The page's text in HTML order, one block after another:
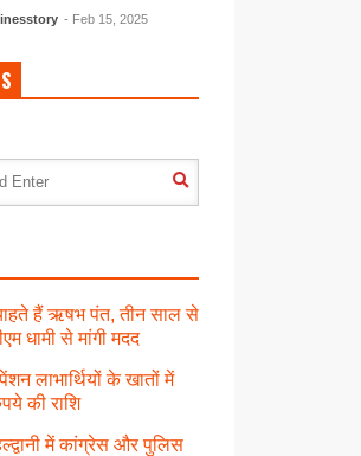
- Feb 15, 2025
हैं ऋषभ पंत, तीन साल से
धामी से मांगी मदद
लाभार्थियों के खातों में
की राशि
में कांग्रेस और पुलिस